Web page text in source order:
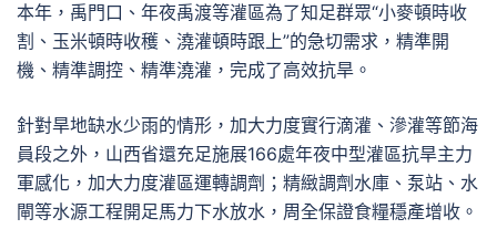
本年，禹門口、年夜禹渡等灌區為了知足群眾“小麥頓時收
割、玉米頓時收穫、澆灌頓時跟上”的急切需求，精準開
機、精準調控、精準澆灌，完成了高效抗旱。
針對旱地缺水少雨的情形，加大力度實行滴灌、滲灌等節海
員段之外，山西省還充足施展166處年夜中型灌區抗旱主力
軍感化，加大力度灌區運轉調劑；精緻調劑水庫、泵站、水
閘等水源工程開足馬力下水放水，周全保證食糧穩產增收。